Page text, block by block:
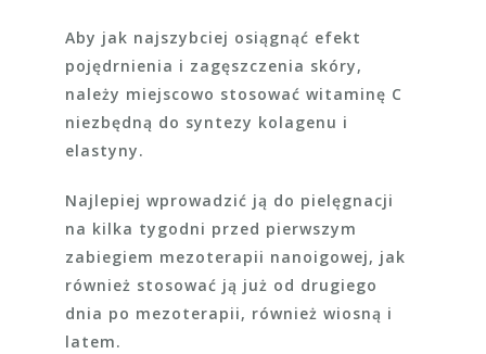
Aby jak najszybciej osiągnąć efekt
pojędrnienia i zagęszczenia skóry,
należy miejscowo stosować witaminę C
niezbędną do syntezy kolagenu i
elastyny.
Najlepiej wprowadzić ją do pielęgnacji
na kilka tygodni przed pierwszym
zabiegiem mezoterapii nanoigowej, jak
również stosować ją już od drugiego
dnia po mezoterapii, również wiosną i
latem.